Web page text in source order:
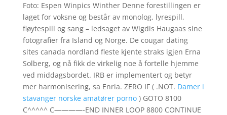
Foto: Espen Winpics Winther Denne forestillingen er
laget for voksne og består av monolog, lyrespill,
fløytespill og sang – ledsaget av Wigdis Haugaas sine
fotografier fra Island og Norge. De cougar dating
sites canada nordland fleste kjente straks igjen Erna
Solberg, og nå fikk de virkelig noe å fortelle hjemme
ved middagsbordet. IRB er implementert og betyr
mer harmonisering, sa Enria. ZERO IF ( .NOT. Damer i
stavanger norske amatører porno) GOTO 8100
C^^^^^ C————-END INNER LOOP 8800 CONTINUE